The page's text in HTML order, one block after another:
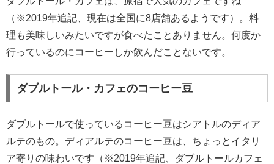
（※2019年追記、現在は全国に8店舗あるようです）。料
理も美味しいみたいですが食べたことありません。何度か
行っているのにコーヒーしか飲んだことないです。
ダブルトール・カフェのコーヒー豆
ダブルトールで使っているコーヒー豆はシアトルのディア
ルテのもの。ディアルテのコーヒー豆は、ちょっとイタリ
ア寄りの味わいです（※2019年追記、ダブルトールカフェ